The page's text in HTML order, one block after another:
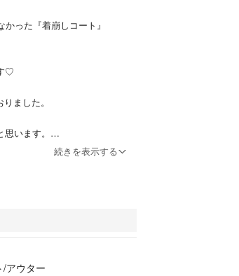
った『着崩しコート』
♡
ました。
います。
で
す。
続きを表示する
/アウター